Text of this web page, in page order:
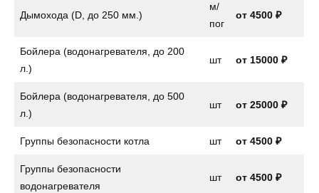
Дымохода (D, до 250 мм.)
м/
пог
от 4500 ₽
Бойлера (водонагревателя, до 200
л.)
шт от 15000 ₽
Бойлера (водонагревателя, до 500
л.)
шт от 25000 ₽
Группы безопасности котла шт от 4500 ₽
Группы безопасности
водонагревателя
шт от 4500 ₽